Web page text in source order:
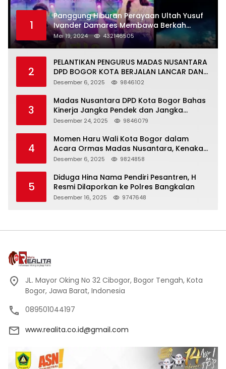
1
Panggung Hiburan Perayaan Ultah Yusuf
Ivander Damares Membawa Berkah
Warga Kejapanan
Mei 19, 2024 432146505
2
PELANTIKAN PENGURUS MADAS NUSANTARA
DPD BOGOR KOTA BERJALAN LANCAR DAN
KHIDMAT
Desember 6, 2025 9846102
3
Madas Nusantara DPD Kota Bogor Bahas
Kinerja Jangka Pendek dan Jangka
Panjang
Desember 24, 2025 9846079
4
Momen Haru Wali Kota Bogor dalam
Acara Ormas Madas Nusantara, Kenakan
Peci Hitam Tinggi sebagai Simbol
Desember 6, 2025 9824858
5
Diduga Hina Nama Pendiri Pesantren, H
Resmi Dilaporkan ke Polres Bangkalan
Desember 16, 2025 9747648
JL. Mayor Oking No 32 Cibogor, Bogor Tengah, Kota
Bogor, Jawa Barat, Indonesia
089501044197
www.realita.co.id@gmail.com